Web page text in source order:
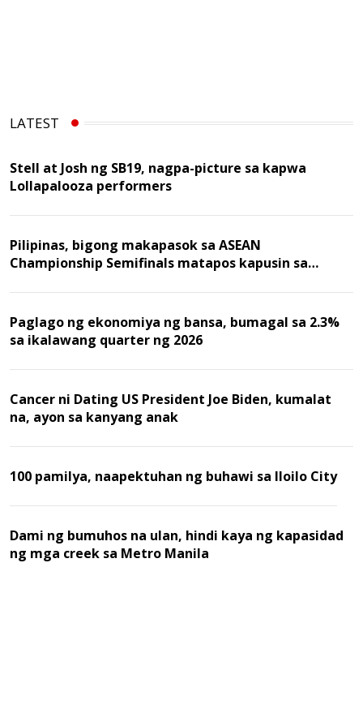
LATEST
Stell at Josh ng SB19, nagpa-picture sa kapwa
Lollapalooza performers
Pilipinas, bigong makapasok sa ASEAN
Championship Semifinals matapos kapusin sa
Paglago ng ekonomiya ng bansa, bumagal sa 2.3%
sa ikalawang quarter ng 2026
Cancer ni Dating US President Joe Biden, kumalat
na, ayon sa kanyang anak
100 pamilya, naapektuhan ng buhawi sa Iloilo City
Dami ng bumuhos na ulan, hindi kaya ng kapasidad
ng mga creek sa Metro Manila